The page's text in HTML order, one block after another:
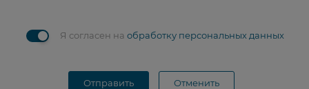
Я согласен на обработку персональных данных
Отправить Отменить